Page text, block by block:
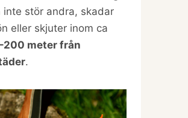
inte stör andra, skadar
eller skjuter inom ca
meter från
.